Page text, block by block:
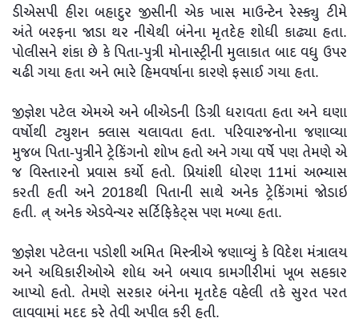
ડીએસપી હીરા બહાદુર જીસીની એક ખાસ માઉન્ટેન રેસ્ક્યુ ટીમે
અંતે બરફના જાડા થર નીચેથી બંનેના મૃતદેહ શોધી કાઢ્યા હતા.
પોલીસને શંકા છે કે પિતા-પુત્રી મોનાસ્ટ્રીની મુલાકાત બાદ વધુ ઉપર
ચઢી ગયા હતા અને ભારે હિમવર્ષાના કારણે ફસાઈ ગયા હતા.
જીજ્ઞેશ પટેલ એમએ અને બીએડની ડિગ્રી ધરાવતા હતા અને ઘણા
વર્ષોથી ટ્યુશન ક્લાસ ચલાવતા હતા. પરિવારજનોના જણાવ્યા
મુજબ પિતા-પુત્રીને ટ્રેકિંગનો શોખ હતો અને ગયા વર્ષે પણ તેમણે એ
જ વિસ્તારનો પ્રવાસ કર્યો હતો. પ્રિયાંશી ધોરણ 11માં અભ્યાસ
કરતી હતી અને 2018થી પિતાની સાથે અનેક ટ્રેકિંગમાં જોડાઇ
હતી. ત્ન્ અનેક એડવેન્ચર સર્ટિફિકેટ્સ પણ મળ્યા હતા.
જીજ્ઞેશ પટેલના પડોશી અમિત મિસ્ત્રીએ જણાવ્યું કે વિદેશ મંત્રાલય
અને અધિકારીઓએ શોધ અને બચાવ કામગીરીમાં ખૂબ સહકાર
આપ્યો હતો. તેમણે સરકાર બંનેના મૃતદેહ વહેલી તકે સુરત પરત
લાવવામાં મદદ કરે તેવી અપીલ કરી હતી.